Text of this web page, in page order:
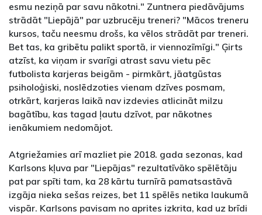
esmu neziņā par savu nākotni." Zuntnera piedāvājums
strādāt "Liepājā" par uzbrucēju treneri? "Mācos treneru
kursos, taču neesmu drošs, ka vēlos strādāt par treneri.
Bet tas, ka gribētu palikt sportā, ir viennozīmīgi." Ģirts
atzīst, ka viņam ir svarīgi atrast savu vietu pēc
futbolista karjeras beigām - pirmkārt, jāatgūstas
psiholoģiski, noslēdzoties vienam dzīves posmam,
otrkārt, karjeras laikā nav izdevies atlicināt milzu
bagātību, kas tagad ļautu dzīvot, par nākotnes
ienākumiem nedomājot.
Atgriežamies arī mazliet pie 2018. gada sezonas, kad
Karlsons kļuva par "Liepājas" rezultatīvāko spēlētāju
pat par spīti tam, ka 28 kārtu turnīrā pamatsastāvā
izgāja nieka sešas reizes, bet 11 spēlēs netika laukumā
vispār. Karlsons pavisam no aprites izkrita, kad uz brīdi